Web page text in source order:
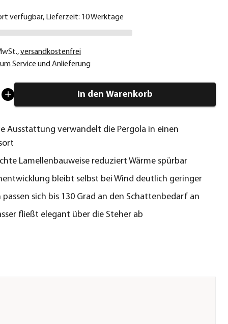
verfügbar, Lieferzeit: 10 Werktage
,versandkostenfrei
Service und Anlieferung
In den Warenkorb
Ausstattung verwandelt die Pergola in einen
Lamellenbauweise reduziert Wärme spürbar
bleibt selbst bei Wind deutlich geringer
passen sich bis 130 Grad an den Schattenbedarf an
fließt elegant über die Steher ab